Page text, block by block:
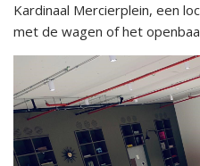
Kardinaal Mercierplein, een
met de wagen of het